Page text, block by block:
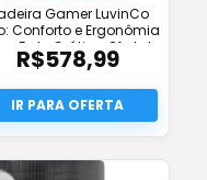
Gamer LuvinCo
Conforto e Ergonômia
Frete Grátis e Oferta!
R$578,99